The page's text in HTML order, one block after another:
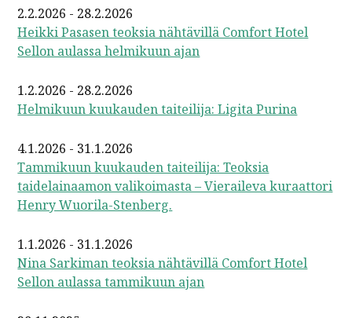
2.2.2026 - 28.2.2026
Heikki Pasasen teoksia nähtävillä Comfort Hotel
Sellon aulassa helmikuun ajan
1.2.2026 - 28.2.2026
Helmikuun kuukauden taiteilija: Ligita Purina
4.1.2026 - 31.1.2026
Tammikuun kuukauden taiteilija: Teoksia
taidelainaamon valikoimasta – Vieraileva kuraattori
Henry Wuorila-Stenberg.
1.1.2026 - 31.1.2026
Nina Sarkiman teoksia nähtävillä Comfort Hotel
Sellon aulassa tammikuun ajan